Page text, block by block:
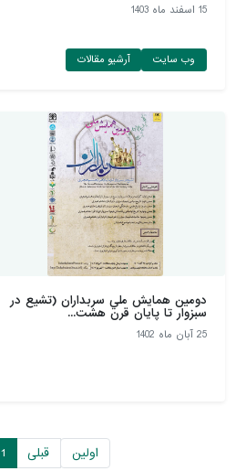
15 اسفند ماه 1403
وب سایت آرشیو مقالات
دومين همايش ملي سربداران (تشيع در
سبزوار تا پايان قرن هشت...
25 آبان ماه 1402
اولین قبلی 1